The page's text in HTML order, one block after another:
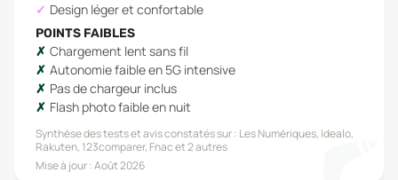
Design léger et confortable
POINTS FAIBLES
Chargement lent sans fil
Autonomie faible en 5G intensive
Pas de chargeur inclus
Flash photo faible en nuit
Synthèse des tests et avis constatés sur : Les Numériques, Idealo,
Rakuten, 123comparer, Fnacet 2 autres
Mise à jour :Août 2026